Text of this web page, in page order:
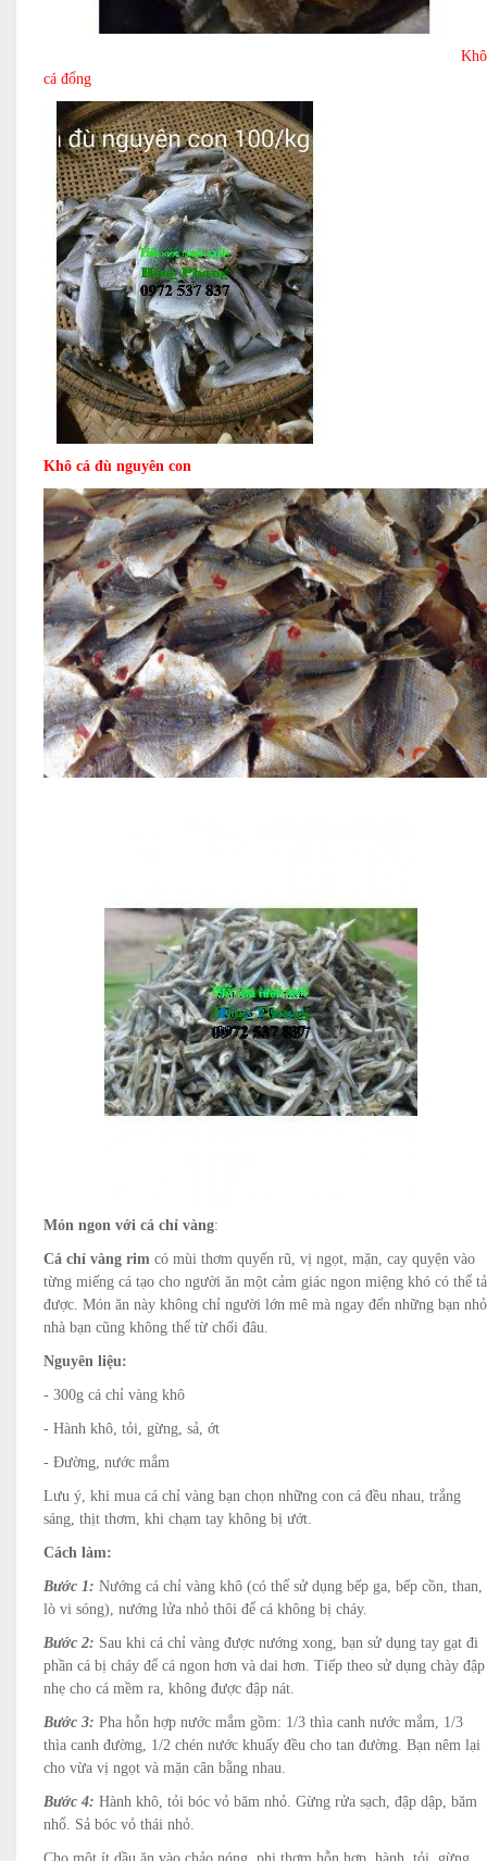
Khô
cá đổng
Khô cá đù nguyên con
Món ngon với cá chỉ vàng:
Cá chỉ vàng rim có mùi thơm quyến rũ, vị ngọt, mặn, cay quyện vào
từng miếng cá tạo cho người ăn một cảm giác ngon miệng khó có thể tả
được. Món ăn này không chỉ người lớn mê mà ngay đến những bạn nhỏ
nhà bạn cũng không thể từ chối đâu.
Nguyên liệu:
- 300g cá chỉ vàng khô
- Hành khô, tỏi, gừng, sả, ớt
- Đường, nước mắm
Lưu ý, khi mua cá chỉ vàng bạn chọn những con cá đều nhau, trắng
sáng, thịt thơm, khi chạm tay không bị ướt.
Cách làm:
Bước 1: Nướng cá chỉ vàng khô (có thể sử dụng bếp ga, bếp cồn, than,
lò vi sóng), nướng lửa nhỏ thôi để cá không bị cháy.
Bước 2: Sau khi cá chỉ vàng được nướng xong, bạn sử dụng tay gạt đi
phần cá bị cháy để cá ngon hơn và dai hơn. Tiếp theo sử dụng chày đập
nhẹ cho cá mềm ra, không được đập nát.
Bước 3: Pha hỗn hợp nước mắm gồm: 1/3 thìa canh nước mắm, 1/3
thìa canh đường, 1/2 chén nước khuấy đều cho tan đường. Bạn nêm lại
cho vừa vị ngọt và mặn cân bằng nhau.
Bước 4: Hành khô, tỏi bóc vỏ băm nhỏ. Gừng rửa sạch, đập dập, băm
nhổ. Sả bóc vỏ thái nhỏ.